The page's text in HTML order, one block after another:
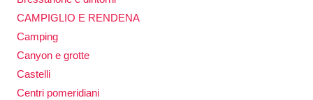
CAMPIGLIO E RENDENA
Camping
Canyon e grotte
Castelli
Centri pomeridiani